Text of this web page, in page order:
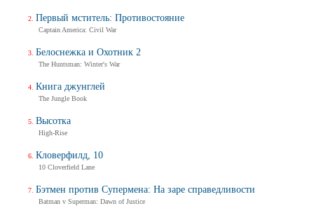
Первый мститель: Противостояние
Captain America: Civil War
Белоснежка и Охотник 2
The Huntsman: Winter's War
Книга джунглей
The Jungle Book
Высотка
High-Rise
Кловерфилд, 10
10 Cloverfield Lane
Бэтмен против Супермена: На заре справедливости
Batman v Superman: Dawn of Justice